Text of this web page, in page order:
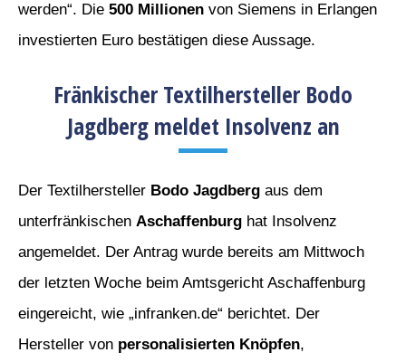
werden“. Die 500 Millionen von Siemens in Erlangen
investierten Euro bestätigen diese Aussage.
Fränkischer Textilhersteller Bodo
Jagdberg meldet Insolvenz an
Der Textilhersteller Bodo Jagdberg aus dem
unterfränkischen Aschaffenburg hat Insolvenz
angemeldet. Der Antrag wurde bereits am Mittwoch
der letzten Woche beim Amtsgericht Aschaffenburg
eingereicht, wie „infranken.de“ berichtet. Der
Hersteller von personalisierten Knöpfen,